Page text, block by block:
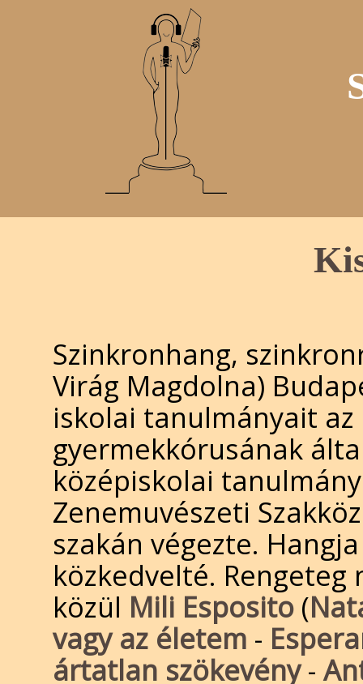
Szinkronhang,
Virág Magdolna)
iskolai tanulmányait az
gyermekkórusának
középiskolai
Zenemuvészeti
szakán végezte.
közkedvelté.
közül Mili Esposito (
vagy az életem -
ártatlan szökevény-